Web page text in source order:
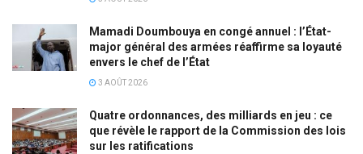
Mamadi Doumbouya en congé annuel : l’État-
major général des armées réaffirme sa loyauté
envers le chef de l’État
3 AOÛT 2026
Quatre ordonnances, des milliards en jeu : ce
que révèle le rapport de la Commission des lois
sur les ratifications